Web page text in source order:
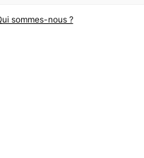
sommes-nous ?